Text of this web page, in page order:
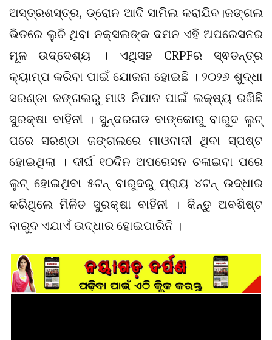
ଅସ୍ତ୍ରଶସ୍ତ୍ର, ଡ୍ରୋନ ଆଦି ସାମିଲ କରାଯିବ।ଜଙ୍ଗଲ
ଭିତରେ ଲୁଚି ଥିବା ନକ୍ସଲଙ୍କ ଦମନ ଏହି ଅପରେସନର
ମୂଳ ଉଦ୍ଦେଶ୍ୟ । ଏଥିସହ CRPFର ସ୍ଵତନ୍ତ୍ର
କ୍ୟାମ୍ପ କରିବା ପାଇଁ ଯୋଜନା ହୋଇଛି । ୨୦୨୬ ଶୁଦ୍ଧା
ସରଣ୍ଡା ଜଙ୍ଗଲରୁ ମାଓ ନିପାତ ପାଇଁ ଲକ୍ଷ୍ୟ ରଖିଛି
ସୁରକ୍ଷା ବାହିନୀ । ସୁନ୍ଦରଗଡ ବାଙ୍କୋରୁ ବାରୁଦ ଲୁଟ୍
ପରେ ସରଣ୍ଡା ଜଙ୍ଗଲରେ ମାଓବାଦୀ ଥିବା ସ୍ପଷ୍ଟ
ହୋଇଥିଲା । ଦୀର୍ଘ ୧୦ଦିନ ଅପରେସନ ଚଳାଇବା ପରେ
ଲୁଟ୍ ହୋଇଥିବା ୫ଟନ୍ ବାରୁଦରୁ ପ୍ରାୟ ୪ଟନ୍ ଉଦ୍ଧାର
କରିଥିଲେ ମିଳିତ ସୁରକ୍ଷା ବାହିନୀ । କିନ୍ତୁ ଅବଶିଷ୍ଟ
ବାରୁଦ ଏଯାଏଁ ଉଦ୍ଧାର ହୋଇପାରିନି ।